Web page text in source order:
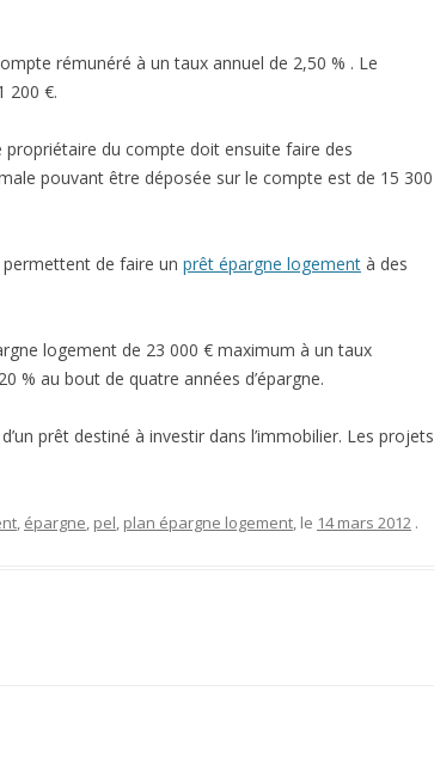
rémunéré à un taux annuel de 2,50 % . Le
200 €.
du compte doit ensuite faire des
pouvant être déposée sur le compte est de 15 300
permettent de faire un prêt épargne logement à des
logement de 23 000 € maximum à un taux
% au bout de quatre années d’épargne.
prêt destiné à investir dans l’immobilier. Les projets
, épargne, pel, plan épargne logement, le 14 mars 2012 .